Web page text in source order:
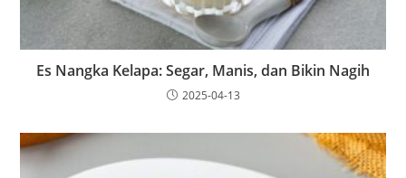
Es Nangka Kelapa: Segar, Manis, dan Bikin Nagih
2025-04-13